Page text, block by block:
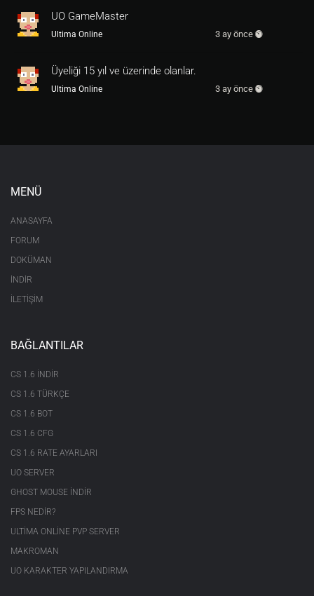
UO GameMaster
Ultima Online 3 ay önce
Üyeliği 15 yıl ve üzerinde olanlar.
Ultima Online 3 ay önce
MENÜ
ANASAYFA
FORUM
DOKÜMAN
İNDİR
İLETİŞİM
BAĞLANTILAR
CS 1.6 INDIR
CS 1.6 TÜRKÇE
CS 1.6 BOT
CS 1.6 CFG
CS 1.6 RATE AYARLARI
UO SERVER
GHOST MOUSE INDIR
FPS NEDIR?
ULTIMA ONLINE PVP SERVER
MAKROMAN
UO KARAKTER YAPILANDIRMA